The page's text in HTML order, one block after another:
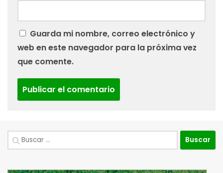
Guarda mi nombre, correo electrónico y
web en este navegador para la próxima vez
que comente.
Buscar: